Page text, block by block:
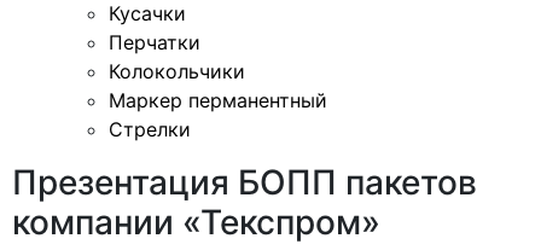
Кусачки
Перчатки
Колокольчики
Маркер перманентный
Стрелки
Презентация БОПП пакетов
компании «Текспром»